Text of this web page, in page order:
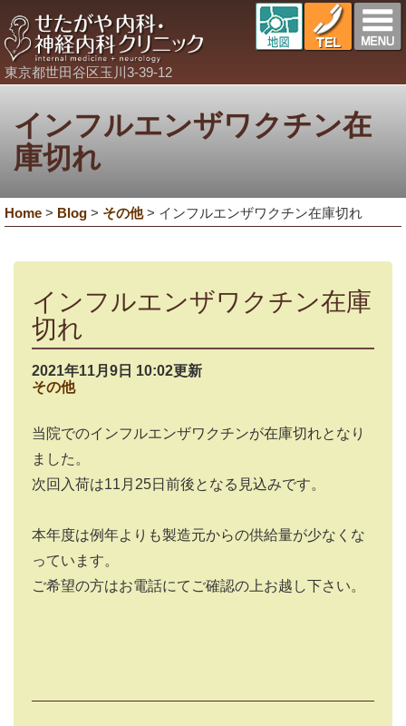
東京都世田谷区玉川3-39-12
インフルエンザワクチン在
庫切れ
Home > Blog > その他> インフルエンザワクチン在庫切れ
インフルエンザワクチン在庫
切れ
2021年11月9日 10:02更新
その他
当院でのインフルエンザワクチンが在庫切れとなり
ました。
次回入荷は11月25日前後となる見込みです。
本年度は例年よりも製造元からの供給量が少なくな
っています。
ご希望の方はお電話にてご確認の上お越し下さい。